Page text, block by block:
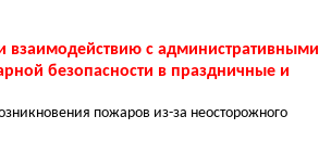
взаимодействию с административными
безопасности в праздничные и
пожаров из-за неосторожного